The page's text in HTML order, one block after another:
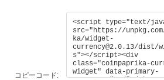
コピーコード: